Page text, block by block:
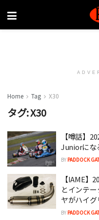
Home Tag X30
タグ:X30
【噂話】
Juniorにな
BY PADDOCK
【IAME】
とインテ
ヤがハイ
BY PADDOCK